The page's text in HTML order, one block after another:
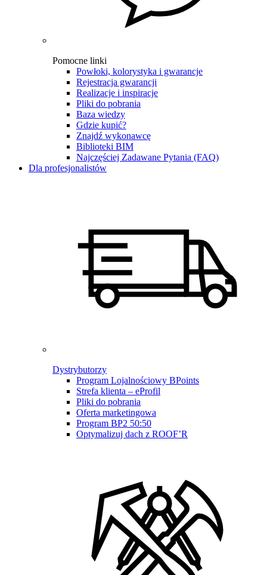
Pomocne linki
Powłoki, kolorystyka i gwarancje
Rejestracja gwarancji
Realizacje i inspiracje
Pliki do pobrania
Baza wiedzy
Gdzie kupić?
Znajdź wykonawcę
Biblioteki BIM
Najczęściej Zadawane Pytania (FAQ)
Dla profesjonalistów
Dystrybutorzy
Program Lojalnościowy BPoints
Strefa klienta – eProfil
Pliki do pobrania
Oferta marketingowa
Program BP2 50:50
Optymalizuj dach z ROOF’R